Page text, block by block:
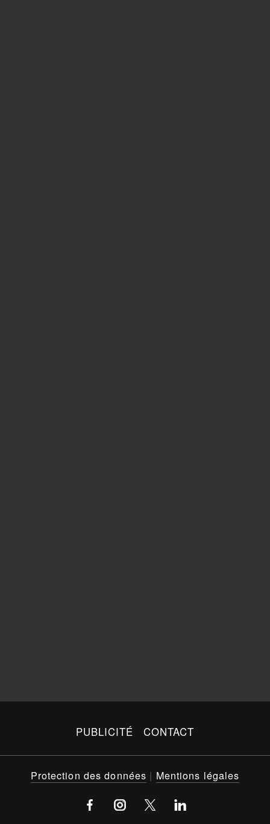
PUBLICITÉ CONTACT
Protection des données | Mentions légales